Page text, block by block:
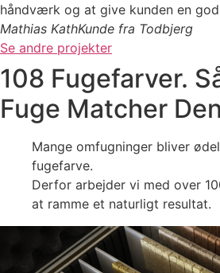
håndværk og at give kunden en
Mathias KathKunde fra Todbjerg
Se andre projekter
108 Fugefarver.
Fuge Matcher
Mange omfugninger bliver
fugefarve.
Derfor arbejder vi med over
at ramme et naturligt resultat.